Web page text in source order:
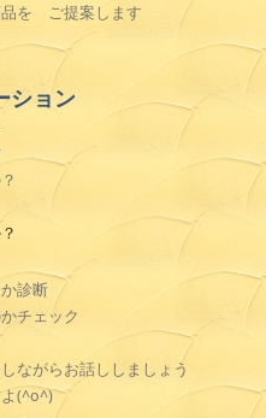
を ご提案します
ション
診断
チェック
ながらお話ししましょう
(^o^)